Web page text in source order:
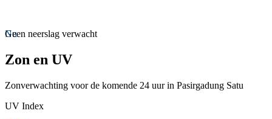
Nu
Geen neerslag verwacht
Zon en UV
Zonverwachting voor de komende 24 uur in Pasirgadung Satu
UV Index